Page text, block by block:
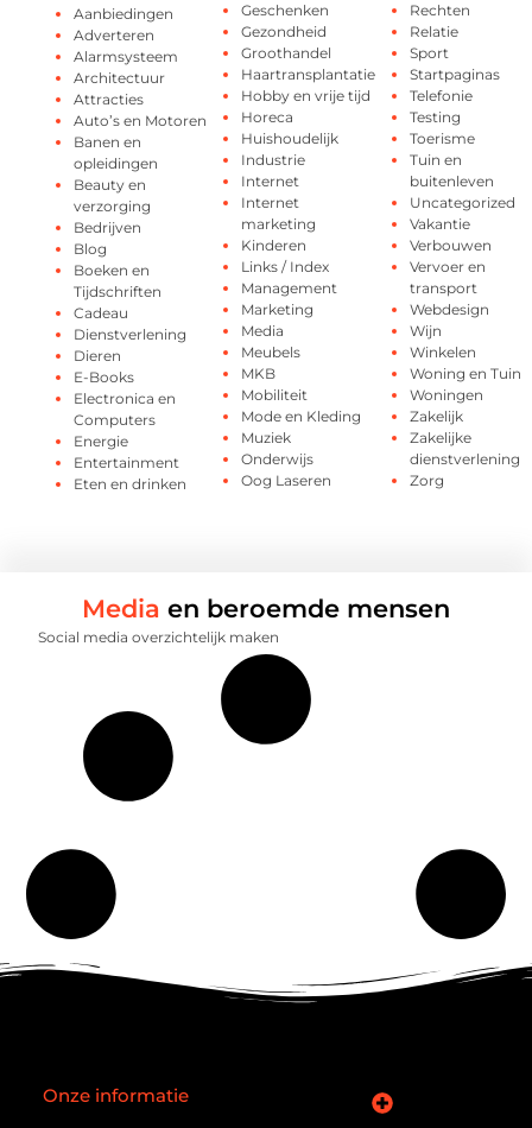
Aanbiedingen
Adverteren
Alarmsysteem
Architectuur
Attracties
Auto’s en Motoren
Banen en
opleidingen
Beauty en
verzorging
Bedrijven
Blog
Boeken en
Tijdschriften
Cadeau
Dienstverlening
Dieren
E-Books
Electronica en
Computers
Energie
Entertainment
Eten en drinken
Geschenken
Gezondheid
Groothandel
Haartransplantatie
Hobby en vrije tijd
Horeca
Huishoudelijk
Industrie
Internet
Internet
marketing
Kinderen
Links / Index
Management
Marketing
Media
Meubels
MKB
Mobiliteit
Mode en Kleding
Muziek
Onderwijs
Oog Laseren
Rechten
Relatie
Sport
Startpaginas
Telefonie
Testing
Toerisme
Tuin en
buitenleven
Uncategorized
Vakantie
Verbouwen
Vervoer en
transport
Webdesign
Wijn
Winkelen
Woning en Tuin
Woningen
Zakelijk
Zakelijke
dienstverlening
Zorg
Media en beroemde mensen
Social media overzichtelijk maken
Onze informatie